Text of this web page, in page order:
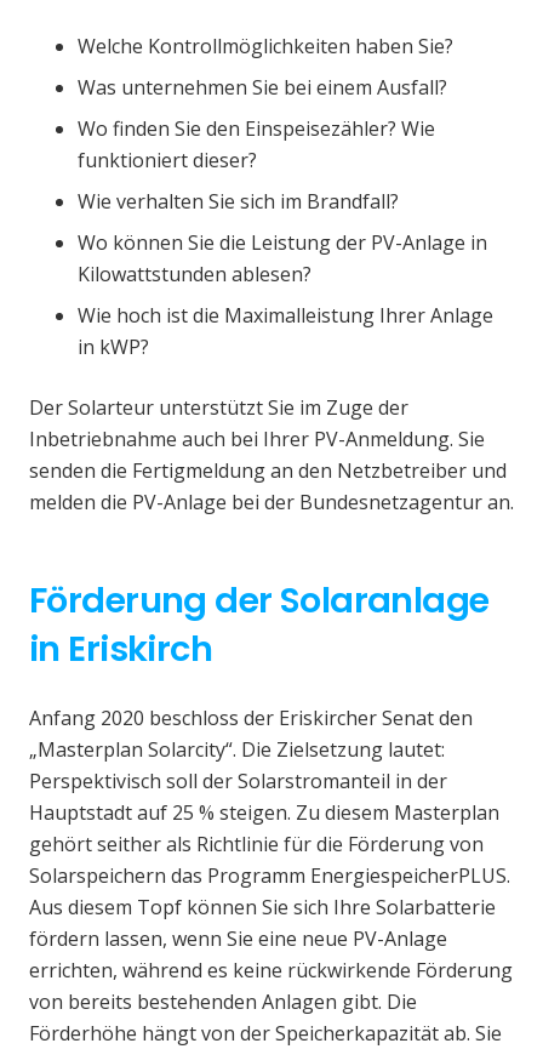
Welche Kontrollmöglichkeiten haben Sie?
Was unternehmen Sie bei einem Ausfall?
Wo finden Sie den Einspeisezähler? Wie
funktioniert dieser?
Wie verhalten Sie sich im Brandfall?
Wo können Sie die Leistung der PV-Anlage in
Kilowattstunden ablesen?
Wie hoch ist die Maximalleistung Ihrer Anlage
in kWP?
Der Solarteur unterstützt Sie im Zuge der
Inbetriebnahme auch bei Ihrer PV-Anmeldung. Sie
senden die Fertigmeldung an den Netzbetreiber und
melden die PV-Anlage bei der Bundesnetzagentur an.
Förderung der Solaranlage
in Eriskirch
Anfang 2020 beschloss der Eriskircher Senat den
„Masterplan Solarcity“. Die Zielsetzung lautet:
Perspektivisch soll der Solarstromanteil in der
Hauptstadt auf 25 % steigen. Zu diesem Masterplan
gehört seither als Richtlinie für die Förderung von
Solarspeichern das Programm EnergiespeicherPLUS.
Aus diesem Topf können Sie sich Ihre Solarbatterie
fördern lassen, wenn Sie eine neue PV-Anlage
errichten, während es keine rückwirkende Förderung
von bereits bestehenden Anlagen gibt. Die
Förderhöhe hängt von der Speicherkapazität ab. Sie